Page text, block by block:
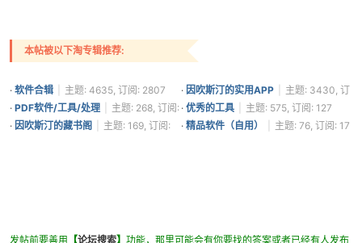
本帖被以下淘专辑推荐:
· 软件合辑 主题: 4635, 订阅: 2807 · 因吹斯汀的实用APP
主题: 3430, 订
阅: 1361
· PDF软件/工具/处理
主题: 268, 订阅:
314
· 优秀的工具
主题: 575, 订阅: 127
· 因吹斯汀的藏书阁
主题: 169, 订阅:
· 精品软件（自用） 主题: 76, 订阅: 17
发帖前要善用 【论坛搜索】 功能，那里可能会有你要找的答案或者已经有人发布